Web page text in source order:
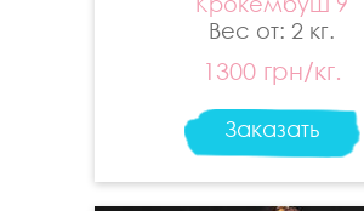
Вес от: 2 кг.
1300 грн/кг.
Заказать